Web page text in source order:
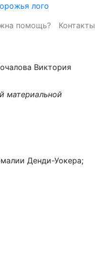
помощь? Контакты
Виктория
материальной
Денди-Уокера;